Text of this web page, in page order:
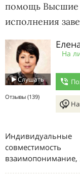
помощь Высшие
исполнения